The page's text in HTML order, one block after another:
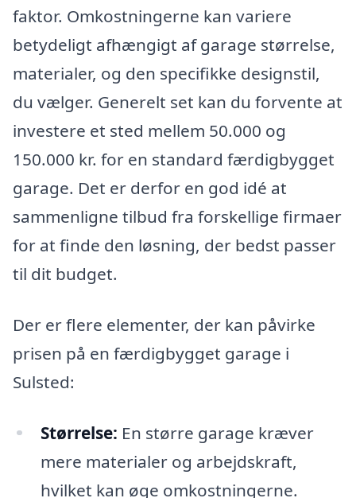
faktor. Omkostningerne kan variere
betydeligt afhængigt af garage størrelse,
materialer, og den specifikke designstil,
du vælger. Generelt set kan du forvente at
investere et sted mellem 50.000 og
150.000 kr. for en standard færdigbygget
garage. Det er derfor en god idé at
sammenligne tilbud fra forskellige firmaer
for at finde den løsning, der bedst passer
til dit budget.
Der er flere elementer, der kan påvirke
prisen på en færdigbygget garage i
Sulsted:
Størrelse: En større garage kræver
mere materialer og arbejdskraft,
hvilket kan øge omkostningerne.